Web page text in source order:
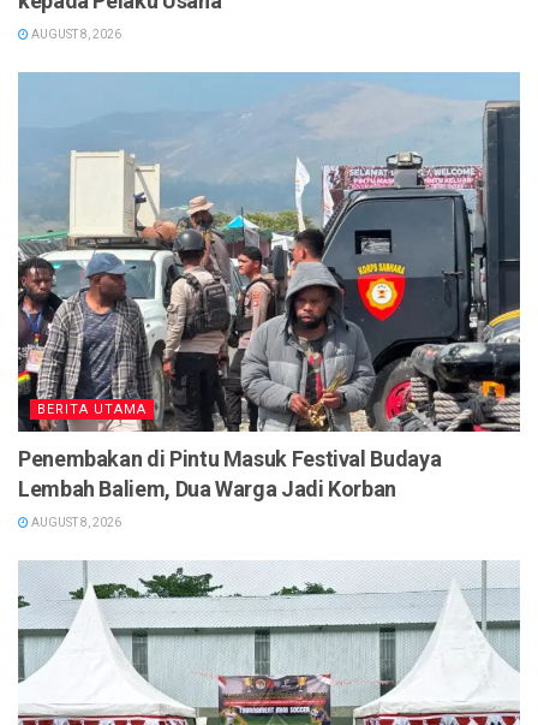
AUGUST 8, 2026
BERITA UTAMA
Penembakan di Pintu Masuk Festival Budaya
Lembah Baliem, Dua Warga Jadi Korban
AUGUST 8, 2026